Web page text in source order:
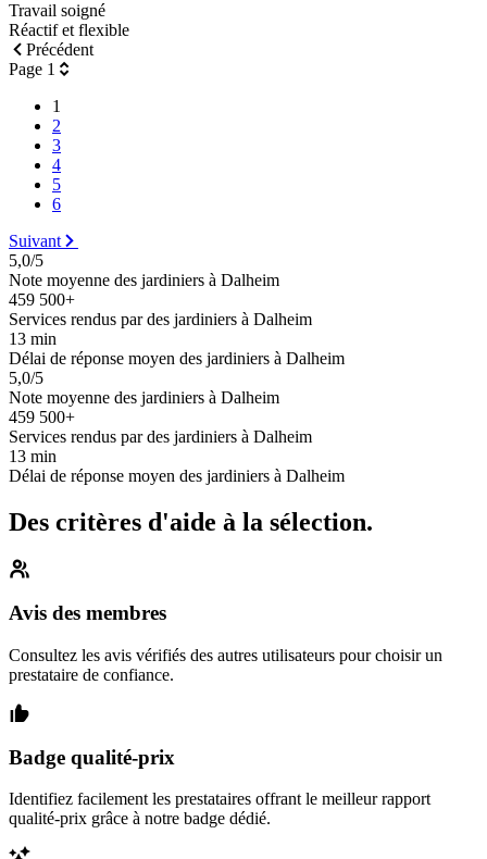
Travail soigné
Réactif et flexible
Précédent
Page 1
1
2
3
4
5
6
Suivant
5,0/5
Note moyenne des jardiniers à Dalheim
459 500+
Services rendus par des jardiniers à Dalheim
13 min
Délai de réponse moyen des jardiniers à Dalheim
5,0/5
Note moyenne des jardiniers à Dalheim
459 500+
Services rendus par des jardiniers à Dalheim
13 min
Délai de réponse moyen des jardiniers à Dalheim
Des critères d'aide à la sélection.
Avis des membres
Consultez les avis vérifiés des autres utilisateurs pour choisir un
prestataire de confiance.
Badge qualité-prix
Identifiez facilement les prestataires offrant le meilleur rapport
qualité-prix grâce à notre badge dédié.